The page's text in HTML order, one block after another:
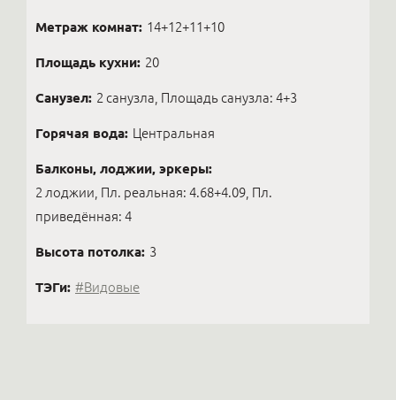
Метраж комнат: 14+12+11+10
Площадь кухни: 20
Санузел: 2 санузла, Площадь санузла: 4+3
Горячая вода: Центральная
Балконы, лоджии, эркеры:
2 лоджии, Пл. реальная: 4.68+4.09, Пл.
приведённая: 4
Высота потолка: 3
ТЭГи: #Видовые